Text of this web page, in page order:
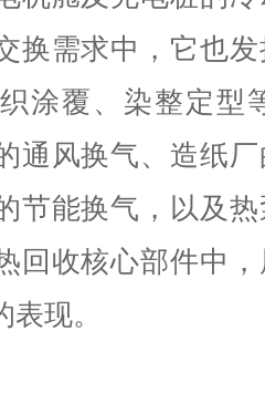
换需求中，它也
涂覆、染整定型
通风换气、造纸
节能换气，以及
回收核心部件中
现。